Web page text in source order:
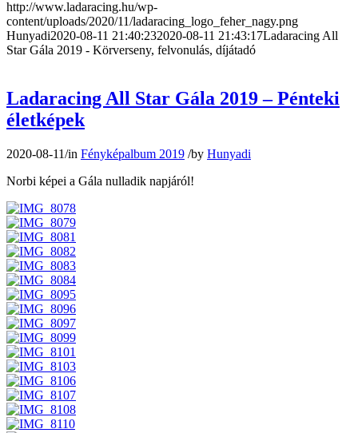
http://www.ladaracing.hu/wp-
content/uploads/2020/11/ladaracing_logo_feher_nagy.png
Hunyadi2020-08-11 21:40:232020-08-11 21:43:17Ladaracing All
Star Gála 2019 - Körverseny, felvonulás, díjátadó
Ladaracing All Star Gála 2019 – Pénteki
életképek
2020-08-11/in Fényképalbum 2019 /by Hunyadi
Norbi képei a Gála nulladik napjáról!